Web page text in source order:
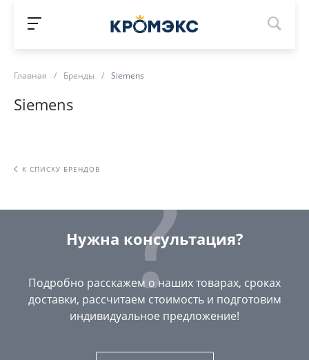
Главная / Бренды / Siemens
Siemens
К СПИСКУ БРЕНДОВ
Нужна консультация?
Подробно расскажем о наших товарах, сроках
доставки, рассчитаем стоимость и подготовим
индивидуальное предложение!